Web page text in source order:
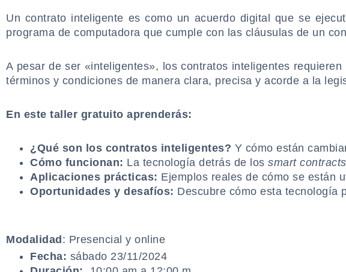
Un contrato inteligente es como un acuerdo digital que se
programa de computadora que cumple con las cláusulas de un
A pesar de ser «inteligentes», los contratos inteligentes
términos y condiciones de manera clara, precisa y acorde a la
En este taller gratuito aprenderás:
¿Qué son los contratos inteligentes? Y cómo están
Cómo funcionan: La tecnología detrás de los smart contracts
Aplicaciones prácticas: Ejemplos reales de cómo se están
Oportunidades y desafíos: Descubre cómo esta tecnología
Modalidad : Presencial y online
Fecha: sábado 23/11/2024